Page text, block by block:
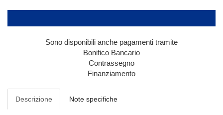
Sono disponibili anche pagamenti tramite
Bonifico Bancario
Contrassegno
Finanziamento
Descrizione Note specifiche